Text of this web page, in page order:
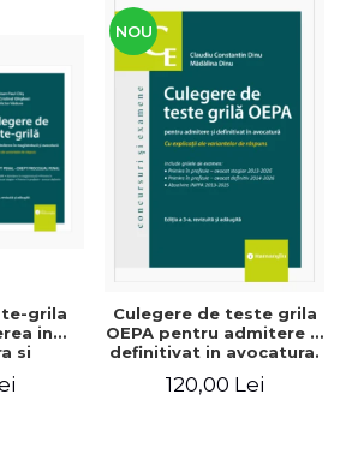
grila
in
si
-
NOU
Culegere de teste grila
OEPA pentru admitere si
definitivat in avocatura.
variantelor de raspuns.
120,00 Lei